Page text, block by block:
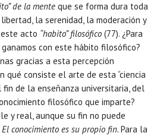
de la mente que se forma dura toda
la serenidad, la moderación y
acto “habito” filosófico (77). ¿Para
con este hábito filosófico?
gracias a esta percepción
qué consiste el arte de esta “ciencia
fin de la enseñanza universitaria, del
filosófico que imparte?
y real, aunque su fin no puede
El conocimiento es su propio fin.Para la